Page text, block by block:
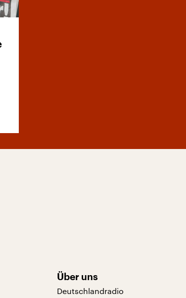
Über uns
Deutschlandradio